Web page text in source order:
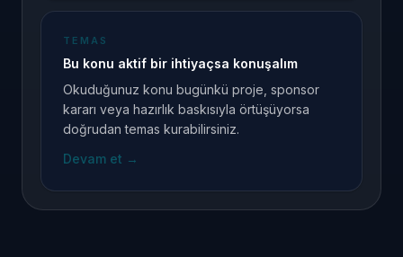
TEMAS
Bu konu aktif bir ihtiyaçsa konuşalım
Okuduğunuz konu bugünkü proje, sponsor
kararı veya hazırlık baskısıyla örtüşüyorsa
doğrudan temas kurabilirsiniz.
Devam et →